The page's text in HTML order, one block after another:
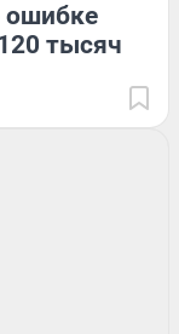
ошибке
тысяч